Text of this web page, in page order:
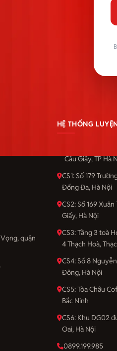
quận
HỆ THỐNG
Cầu Giấy, TP Hà
CS1: Số 179
Đống Đa, Hà Nội
CS2: Số 169
Giấy, Hà Nội
CS3: Tầng 3 toà
4 Thạch Hoà,
CS4: Số 8
Đông, Hà Nội
CS5: Tòa Châu
Bắc Ninh
CS6: Khu DG02
Oai, Hà Nội
0899.199.985